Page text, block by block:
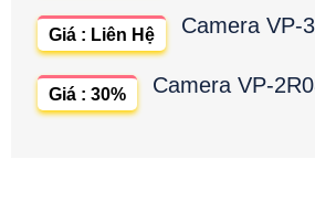
Camera VP-
Giá : Liên Hệ
Camera VP-
Giá : 30%